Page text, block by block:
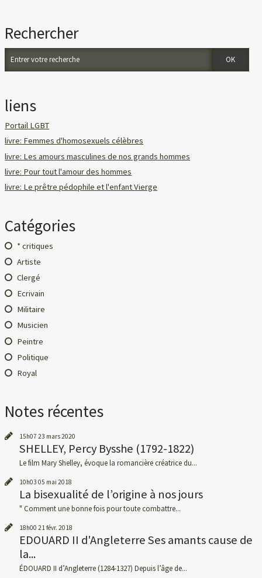
Rechercher
liens
Portail LGBT
livre: Femmes d'homosexuels célèbres
livre: Les amours masculines de nos grands hommes
livre: Pour tout l'amour des hommes
livre: Le prêtre pédophile et l'enfant Vierge
Catégories
* critiques
Artiste
Clergé
Ecrivain
Militaire
Musicien
Peintre
Politique
Royal
Notes récentes
15h07 23 mars 2020
SHELLEY, Percy Bysshe (1792-1822)
Le film Mary Shelley, évoque la romancière créatrice du...
10h03 05 mai 2018
La bisexualité de l’origine à nos jours
" Comment une bonne fois pour toute combattre...
18h00 21févr. 2018
EDOUARD II d'Angleterre Ses amants cause de
la...
ÉDOUARD II d’Angleterre (1284-1327) Depuis l’âge de...